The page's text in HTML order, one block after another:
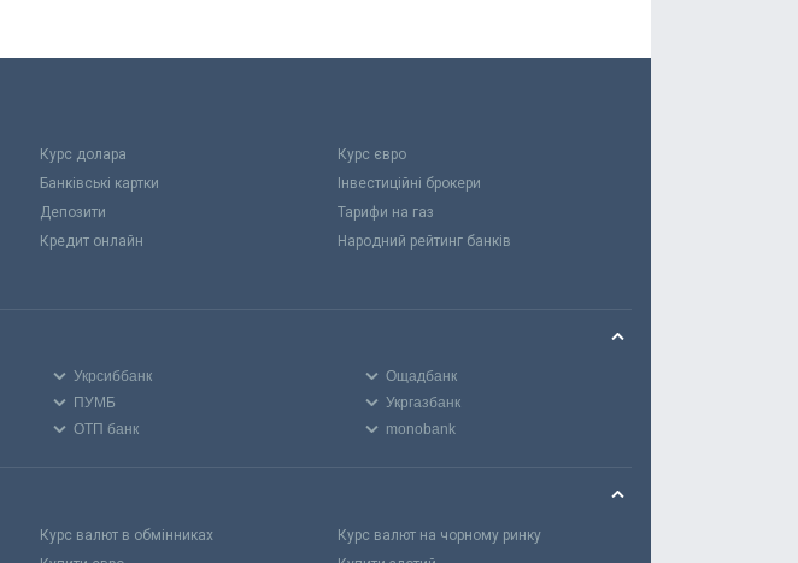
Курс долара
Курс євро
Банківські картки
Інвестиційні брокери
Депозити
Тарифи на газ
Кредит онлайн
Народний рейтинг банків
Укрсиббанк
Ощадбанк
ПУМБ
Укргазбанк
ОТП банк monobank
Курс валют в обмінниках
Курс валют на чорному ринку